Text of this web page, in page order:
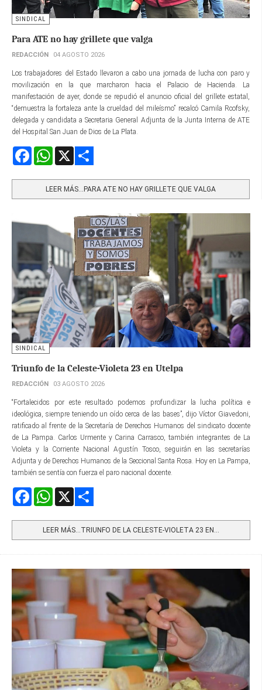
SINDICAL
Para ATE no hay grillete que valga
REDACCIÓN 04 AGOSTO 2026
Los trabajadores del Estado llevaron a cabo una jornada de lucha con paro y
movilización en la que marcharon hacia el Palacio de Hacienda. La
manifestación de ayer, donde se repudió el anuncio oficial del grillete estatal,
“demuestra la fortaleza ante la crueldad del mileísmo” recalcó Camila Rcofsky,
delegada y candidata a Secretaria General Adjunta de la Junta Interna de ATE
del Hospital San Juan de Dios de La Plata.
FacebookWhatsApp
LEER MÁS…PARA ATE NO HAY GRILLETE QUE VALGA
SINDICAL
Triunfo de la Celeste-Violeta 23 en Utelpa
REDACCIÓN 03 AGOSTO 2026
“Fortalecidos por este resultado podemos profundizar la lucha política e
ideológica, siempre teniendo un oído cerca de las bases”, dijo Víctor Giavedoni,
ratificado al frente de la Secretaría de Derechos Humanos del sindicato docente
de La Pampa. Carlos Urmente y Carina Carrasco, también integrantes de La
Violeta y la Corriente Nacional Agustín Tosco, seguirán en las secretarías
Adjunta y de Derechos Humanos de la Seccional Santa Rosa. Hoy en La Pampa,
también se sentía con fuerza el paro nacional docente.
FacebookWhatsApp
LEER MÁS…TRIUNFO DE LA CELESTE-VIOLETA 23 EN...